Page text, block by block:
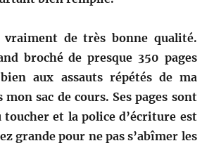
de très bonne qualité.
broché de presque 350 pages
aux assauts répétés de ma
mon sac de cours. Ses pages sont
toucher et la police d’écriture est
grande pour ne pas s’abîmer les